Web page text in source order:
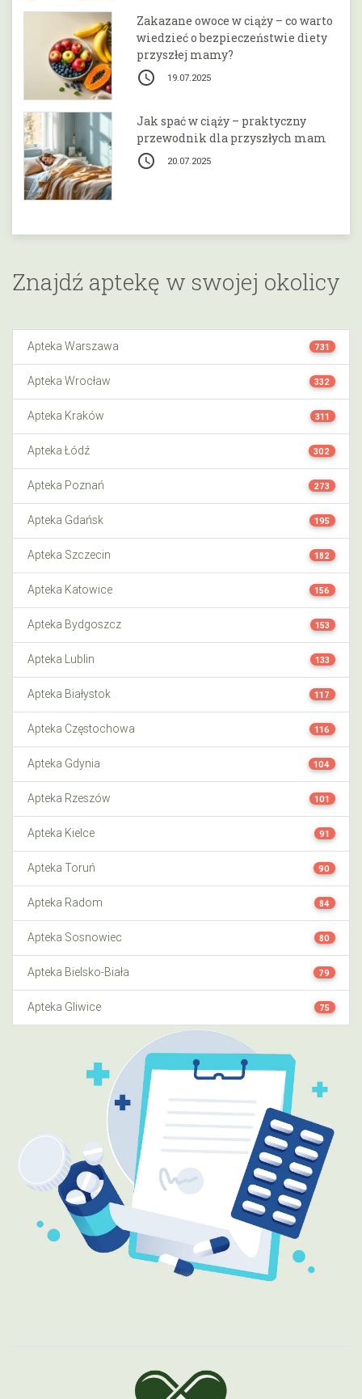
Zakazane owoce w ciąży – co warto
wiedzieć o bezpieczeństwie diety
przyszłej mamy?
access_time 19.07.2025
Jak spać w ciąży – praktyczny
przewodnik dla przyszłych mam
access_time 20.07.2025
Znajdź aptekę w swojej okolicy
Apteka Warszawa 731
Apteka Wrocław 332
Apteka Kraków 311
Apteka Łódź 302
Apteka Poznań 273
Apteka Gdańsk 195
Apteka Szczecin 182
Apteka Katowice 156
Apteka Bydgoszcz 153
Apteka Lublin 133
Apteka Białystok 117
Apteka Częstochowa 116
Apteka Gdynia 104
Apteka Rzeszów 101
Apteka Kielce 91
Apteka Toruń 90
Apteka Radom 84
Apteka Sosnowiec 80
Apteka Bielsko-Biała 79
Apteka Gliwice 75